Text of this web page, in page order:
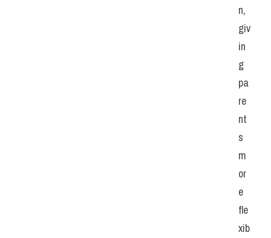
n,
giv
in
g
pa
re
nt
s
m
or
e
fle
xib